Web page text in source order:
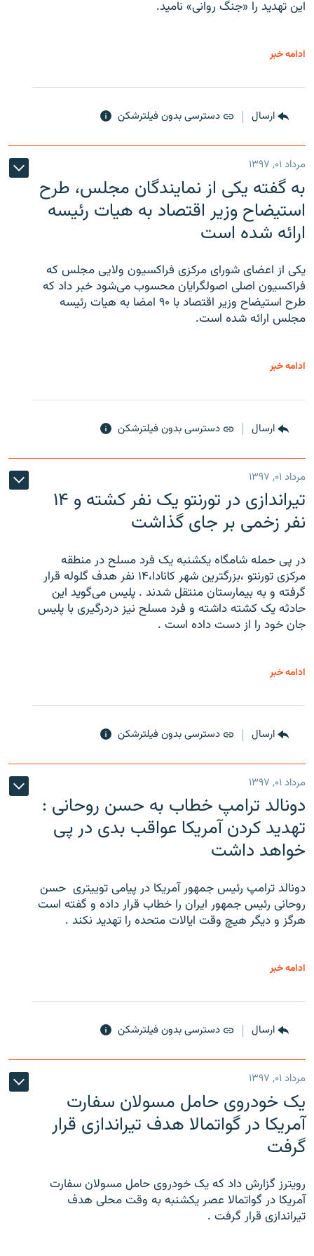
این تهدید را «جنگ روانی» نامید.
ادامه خبر
ارسال دسترسی بدون فیلترشکن
مرداد ۰۱, ۱۳۹۷
به گفته یکی از نمایندگان مجلس، طرح
استیضاح وزیر اقتصاد به هیات رئیسه
ارائه شده است
یکی از اعضای شورای مرکزی فراکسیون ولایی مجلس که
فراکسیون اصلی اصولگرایان محسوب می‌شود خبر داد که
طرح استیضاح وزیر اقتصاد با ۹۰ امضا به هیات رئیسه
مجلس ارائه شده است.
ادامه خبر
ارسال دسترسی بدون فیلترشکن
مرداد ۰۱, ۱۳۹۷
تیراندازی در تورنتو یک نفر کشته و ۱۴
نفر زخمی بر جای گذاشت
در پی حمله شامگاه یکشنبه یک فرد مسلح در منطقه
مرکزی تورنتو ،‌بزرگترین شهر کانادا،۱۴ نفر هدف گلوله قرار
گرفته و به بیمارستان منتقل شدند . پلیس می‌گوید این
حادثه یک کشته داشته و فرد مسلح نیز دردرگیری با پلیس
جان خود را از دست داده است .
ادامه خبر
ارسال دسترسی بدون فیلترشکن
مرداد ۰۱, ۱۳۹۷
دونالد ترامپ خطاب به حسن روحانی :
تهدید کردن آمریکا عواقب بدی در پی
خواهد داشت
دونالد ترامپ رئیس جمهور آمریکا در پیامی توییتری ‌ حسن
روحانی رئیس جمهور ایران را خطاب قرار داده و گفته است
هرگز و دیگر هیچ وقت ایالات متحده را تهدید نکند .
ادامه خبر
ارسال دسترسی بدون فیلترشکن
مرداد ۰۱, ۱۳۹۷
یک خودروی حامل مسولان سفارت
آمریکا در گواتمالا هدف تیراندازی قرار
گرفت
رویترز گزارش داد که یک خودروی حامل مسولان سفارت
آمریکا در گواتمالا عصر یکشنبه به وقت محلی هدف
تیراندازی قرار گرفت .